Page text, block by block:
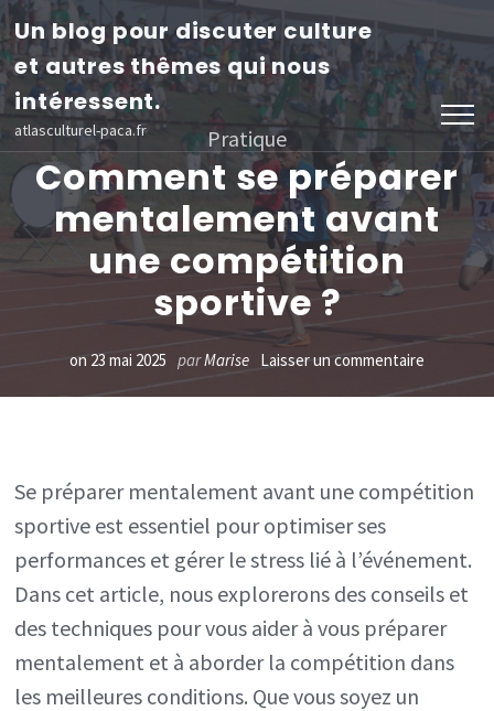
Aller
au
contenu
(Pressez
Entrée)
Un blog pour discuter culture
et autres thêmes qui nous
intéressent.
atlasculturel-paca.fr Pratique
Comment se préparer
mentalement avant
une compétition
sportive ?
on 23 mai 2025 parMarise Laisser un commentaire
Comment
une
sportive
?
Se préparer mentalement avant une compétition
sportive est essentiel pour optimiser ses
performances et gérer le stress lié à l’événement.
Dans cet article, nous explorerons des conseils et
des techniques pour vous aider à vous préparer
mentalement et à aborder la compétition dans
les meilleures conditions. Que vous soyez un